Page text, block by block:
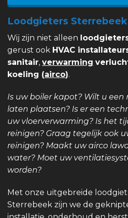
Loodgieters Sterrebeek
Wij zijn niet alleen
gerust ook HVAC
sanitair, verwarming
koeling (airco).
Is uw boiler kapot? Wilt u
laten plaatsen? Is er een
uw vloerverwarming? Is het
reinigen? Graag tegelijk ook
reinigen? Maakt uw airco
water? Moet uw
worden?
Met onze uitgebreide
Sterrebeek zijn we de